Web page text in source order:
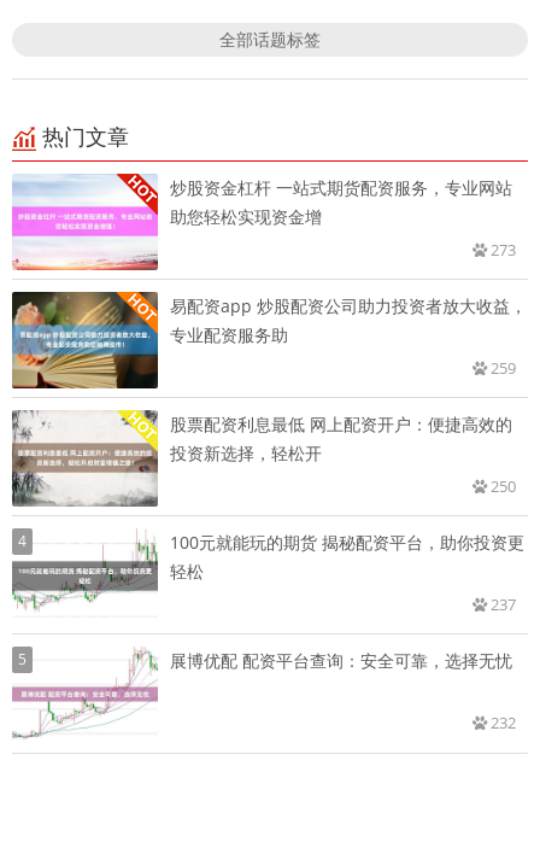
全部话题标签
热门文章
炒股资金杠杆 一站式期货配资服务，专业网站
助您轻松实现资金增
273
易配资app 炒股配资公司助力投资者放大收益，
专业配资服务助
259
股票配资利息最低 网上配资开户：便捷高效的
投资新选择，轻松开
250
4
100元就能玩的期货 揭秘配资平台，助你投资更
轻松
237
5 展博优配 配资平台查询：安全可靠，选择无忧
232